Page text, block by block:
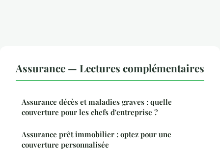
Assurance — Lectures complémentaires
Assurance décès et maladies graves : quelle
couverture pour les chefs d'entreprise ?
Assurance prêt immobilier : optez pour une
couverture personnalisée